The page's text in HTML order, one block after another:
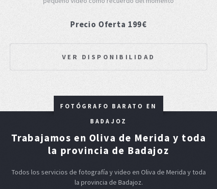
Precio Oferta 199€
VER DISPONIBILIDAD
FOTÓGRAFO BARATO EN
BADAJOZ
Trabajamos en Oliva de Merida y toda
la provincia de Badajoz
Todos los servicios de fotografía y video en Oliva de Merida y toda
la provincia de Badajoz.